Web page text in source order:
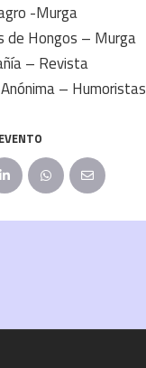
-Murga
de Hongos – Murga
– Revista
– Humoristas